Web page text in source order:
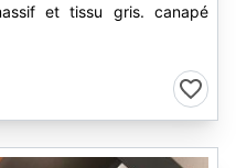
et tissu gris. canapé